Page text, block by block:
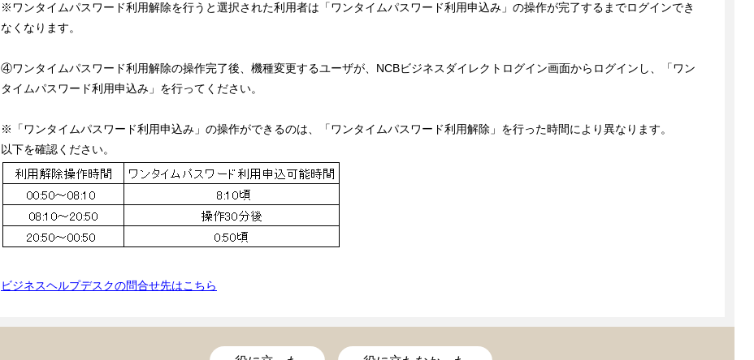
※ワンタイムパスワード利用解除を行うと選択された利用者は「ワンタイムパスワード利用申込み」の操作が完了するまでログインでき
なくなります。
④ワンタイムパスワード利用解除の操作完了後、機種変更するユーザが、NCBビジネスダイレクトログイン画面からログインし、「ワン
タイムパスワード利用申込み」を行ってください。
※「ワンタイムパスワード利用申込み」の操作ができるのは、「ワンタイムパスワード利用解除」を行った時間により異なります。
以下を確認ください。
ビジネスヘルプデスクの問合せ先はこちら